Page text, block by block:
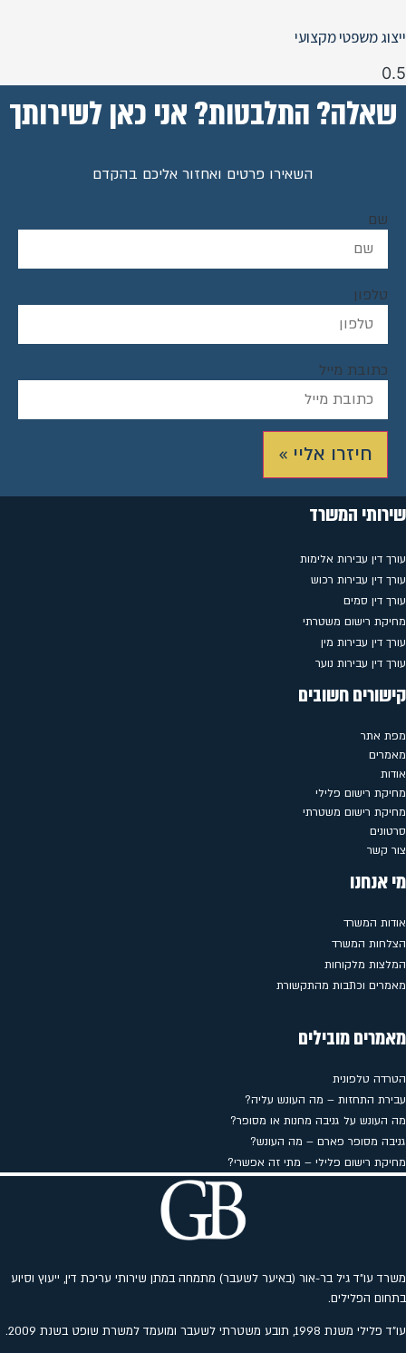
ייצוג משפטי מקצועי
שאלה? התלבטות? אני כאן לשירותך
השאירו פרטים ואחזור אליכם בהקדם
שם
טלפון
כתובת מייל
חיזרו אליי »
שירותי המשרד
עורך דין עבירות אלימות
עורך דין עבירות רכוש
עורך דין סמים
מחיקת רישום משטרתי
עורך דין עבירות מין
עורך דין עבירות נוער
קישורים חשובים
מפת אתר
מאמרים
אודות
מחיקת רישום פלילי
מחיקת רישום משטרתי
סרטונים
צור קשר
מי אנחנו
אודות המשרד
הצלחות המשרד
המלצות מלקוחות
מאמרים וכתבות מהתקשורת
מאמרים מובילים
הטרדה טלפונית
עבירת התחזות – מה העונש עליה?
מה העונש על גניבה מחנות או מסופר?
גניבה מסופר פארם – מה העונש?
מחיקת רישום פלילי – מתי זה אפשרי?
משרד עו"ד גיל בר-אור (באיער לשעבר) מתמחה במתן שירותי עריכת דין, ייעוץ וסיוע
בתחום הפלילים.
עו"ד פלילי משנת 1998, תובע משטרתי לשעבר ומועמד למשרת שופט בשנת 2009.